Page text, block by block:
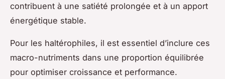
contribuent à une satiété prolongée et à un apport
énergétique stable.
Pour les haltérophiles, il est essentiel d’inclure ces
macro-nutriments dans une proportion équilibrée
pour optimiser croissance et performance.